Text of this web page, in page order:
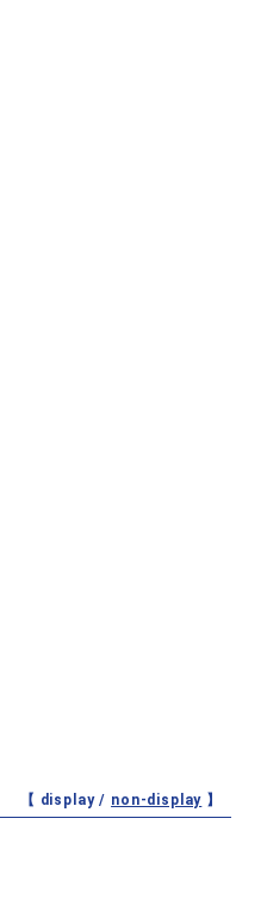
【 display / non-display 】